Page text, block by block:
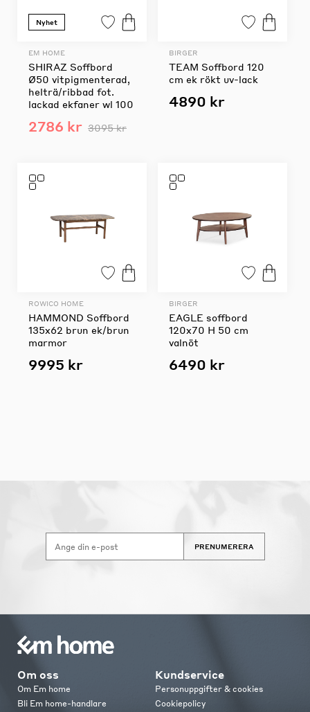
Nyhet
EM HOME
SHIRAZ Soffbord
Ø50 vitpigmenterad,
helträ/ribbad fot.
lackad ekfaner wl 100
2786 kr 3095 kr
BIRGER
TEAM Soffbord 120
cm ek rökt uv-lack
4890 kr
ROWICO HOME
HAMMOND Soffbord
135x62 brun ek/brun
marmor
9995 kr
BIRGER
EAGLE soffbord
120x70 H 50 cm
valnöt
6490 kr
PRENUMERERA
Om oss
Om Em home
Bli Em home-handlare
Kundservice
Personuppgifter & cookies
Cookiepolicy